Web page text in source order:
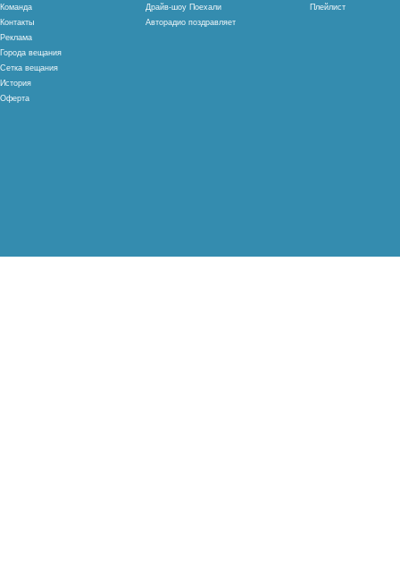
Команда
Контакты
Реклама
Города вещания
Сетка вещания
История
Оферта
Драйв-шоу Поехали
Авторадио поздравляет
Плейлист